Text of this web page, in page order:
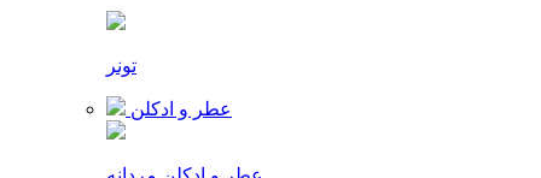
تونر
عطر و ادکلن